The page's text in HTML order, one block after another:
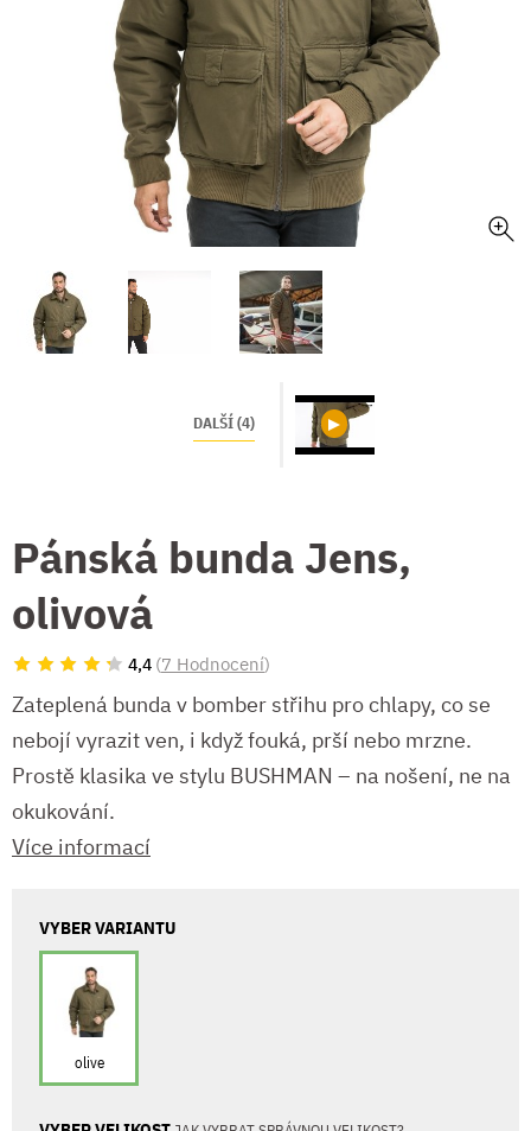
DALŠÍ (4)
Pánská bunda Jens,
olivová
4,4 (7 Hodnocení)
Zateplená bunda v bomber střihu pro chlapy, co se
nebojí vyrazit ven, i když fouká, prší nebo mrzne.
Prostě klasika ve stylu BUSHMAN – na nošení, ne na
okukování.
Více informací
VYBER VARIANTU
olive